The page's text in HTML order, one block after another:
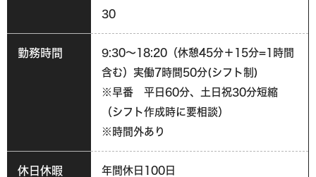
30
勤務時間
9:30～18:20（休憩45分＋15分=1時間
含む）実働7時間50分(シフト制)
※早番 平日60分、土日祝30分短縮
（シフト作成時に要相談）
※時間外あり
休日休暇
年間休日100日